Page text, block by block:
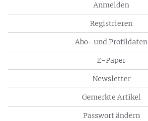
Anmelden
Registrieren
Abo- und Profildaten
E-Paper
Newsletter
Gemerkte Artikel
Passwort ändern